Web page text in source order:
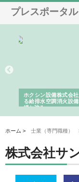
プレスポータル
ホクシン設備株式会
る給排水空調消火設
績と強み
ホーム >士業（専門職種）
株式会社サ